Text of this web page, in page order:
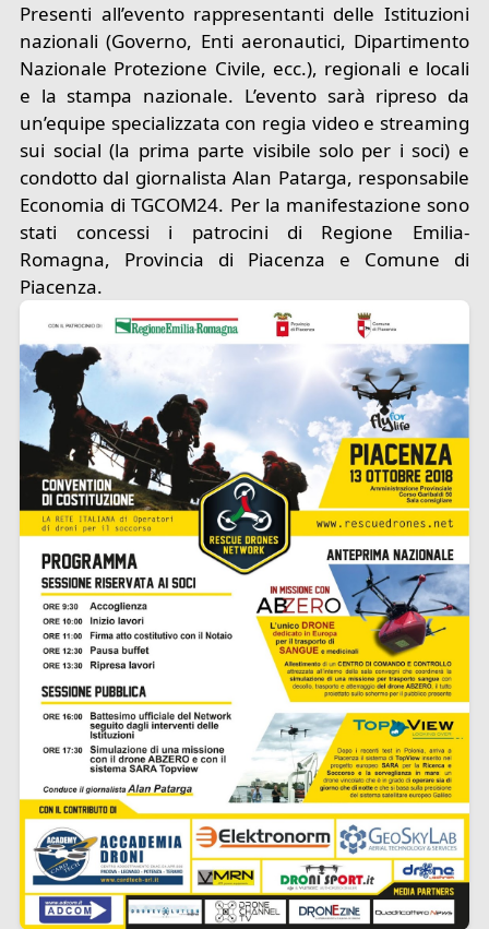
Presenti all’evento rappresentanti delle Istituzioni
nazionali (Governo, Enti aeronautici, Dipartimento
Nazionale Protezione Civile, ecc.), regionali e locali
e la stampa nazionale. L’evento sarà ripreso da
un’equipe specializzata con regia video e streaming
sui social (la prima parte visibile solo per i soci) e
condotto dal giornalista Alan Patarga, responsabile
Economia di TGCOM24. Per la manifestazione sono
stati concessi i patrocini di Regione Emilia-
Romagna, Provincia di Piacenza e Comune di
Piacenza.